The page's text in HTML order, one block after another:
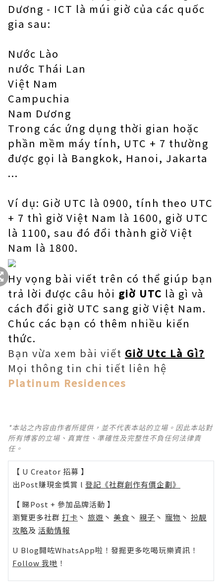
Dương - ICT là múi giờ của các quốc
gia sau:
Nước Lào
nước Thái Lan
Việt Nam
Campuchia
Nam Dương
Trong các ứng dụng thời gian hoặc
phần mềm máy tính, UTC + 7 thường
được gọi là Bangkok, Hanoi, Jakarta
...
Ví dụ: Giờ UTC là 0900, tính theo UTC
+ 7 thì giờ Việt Nam là 1600, giờ UTC
là 1100, sau đó đổi thành giờ Việt
Nam là 1800.
Hy vọng bài viết trên có thể giúp bạn
trả lời được câu hỏi giờ UTC là gì và
cách đổi giờ UTC sang giờ Việt Nam.
Chúc các bạn có thêm nhiều kiến ​​
thức.
Bạn vừa xem bài viết Giờ Utc Là Gì?
Mọi thông tin chi tiết liên hệ
Platinum Residences
*本站之內容由作者所提供，並不代表本站的立場。因此本站對
所有博客的立場、真實性、準確性及完整性不負任何法律責
任。
【 U Creator 招募 】
出Post賺現金獎賞 l 登記《社群創作有價企劃》
【 睇Post + 參加品牌活動 】
瀏覽更多社群 打卡 丶 旅遊 丶 美食 丶 親子 丶 寵物 丶 扮靚
攻略及 活動情報
U Blog開咗WhatsApp啦！發掘更多吃喝玩樂資訊！
Follow 我哋 ！